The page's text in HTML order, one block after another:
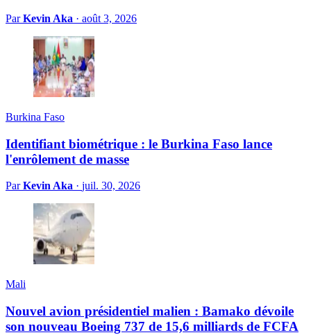
ParKevin Aka · août 3, 2026
Burkina Faso
Identifiant biométrique : le Burkina Faso lance
l'enrôlement de masse
ParKevin Aka · juil. 30, 2026
Mali
Nouvel avion présidentiel malien : Bamako dévoile
son nouveau Boeing 737 de 15,6 milliards de FCFA